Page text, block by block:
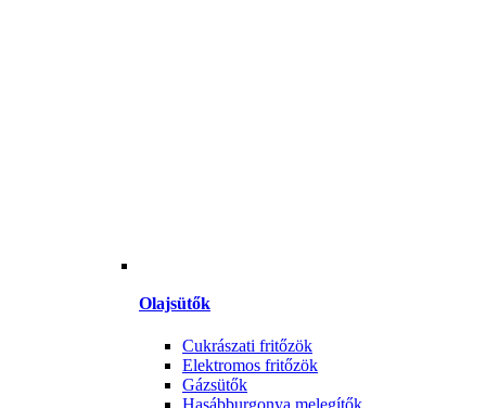
Olajsütők
Cukrászati fritőzök
Elektromos fritőzök
Gázsütők